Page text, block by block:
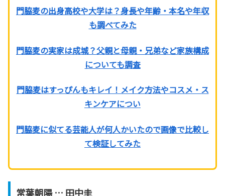
門脇麦の出身高校や大学は？身長や年齢・本名や年収
も調べてみた
門脇麦の実家は成城？父親と母親・兄弟など家族構成
についても調査
門脇麦はすっぴんもキレイ！メイク方法やコスメ・ス
キンケアについ
門脇麦に似てる芸能人が何人かいたので画像で比較し
て検証してみた
常葉朝陽 … 田中圭